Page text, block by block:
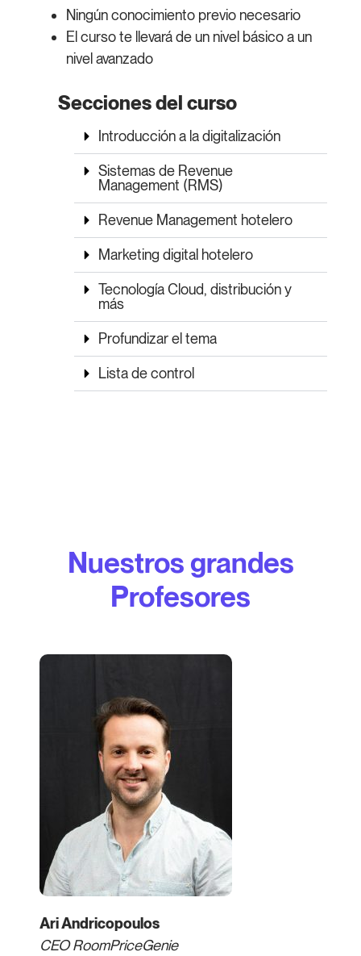
Ningún conocimiento previo necesario
El curso te llevará de un nivel básico a un
nivel avanzado
Secciones del curso
Introducción a la digitalización
Sistemas de Revenue
Management (RMS)
Revenue Management hotelero
Marketing digital hotelero
Tecnología Cloud, distribución y
más
Profundizar el tema
Lista de control
Nuestros grandes
Profesores
Ari Andricopoulos
CEO RoomPriceGenie